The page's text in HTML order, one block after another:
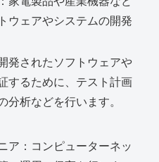
ウェアやシステムの開発
発されたソフトウェアや
するために、テスト計画
析などを行います。
ア：コンピューターネッ